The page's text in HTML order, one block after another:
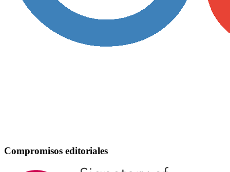
Compromisos editoriales